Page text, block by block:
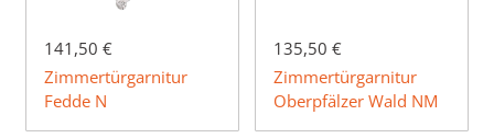
141,50 €
Zimmertürgarnitur
Fedde N
135,50 €
Zimmertürgarnitur
Oberpfälzer Wald NM